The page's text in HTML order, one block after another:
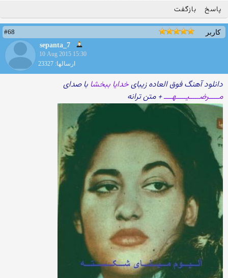
پاسخ بازگفت
کاربر
#68
sepanta_7
10 Aug 2015 15:30
ارسالها: 23327
دانلود آهنگ فوق العاده زیبایخدایا ببخشا با صدای
مـــــرضـــــیـــــهــــ+ متن ترانه